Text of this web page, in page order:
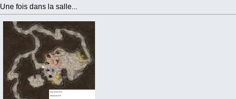
Une fois dans la salle...